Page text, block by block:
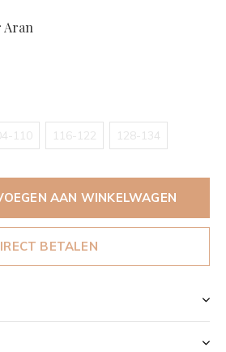
Aran
110 116-122 128-134
AAN WINKELWAGEN
BETALEN